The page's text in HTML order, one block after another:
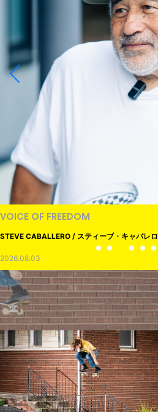
VOICE OF FREEDOM
STEVE CABALLERO / スティーブ・キャバレロ
2026.08.03